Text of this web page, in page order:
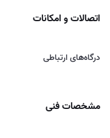
اتصالات و امکانات
درگاه‌های ارتباطی
مشخصات فنی